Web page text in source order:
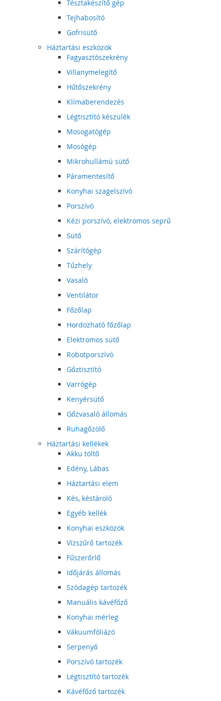
Tésztakészítő gép
Tejhabosító
Gofrisütő
Háztartási eszközök
Fagyasztószekrény
Villanymelegítő
Hűtőszekrény
Klímaberendezés
Légtisztító készülék
Mosogatógép
Mosógép
Mikrohullámú sütő
Páramentesítő
Konyhai szagelszívó
Porszívó
Kézi porszívó, elektromos seprű
Sütő
Szárítógép
Tűzhely
Vasaló
Ventilátor
Főzőlap
Hordozható főzőlap
Elektromos sütő
Robotporszívó
Gőztisztító
Varrógép
Kenyérsütő
Gőzvasaló állomás
Ruhagőzölő
Háztartási kellékek
Akku töltő
Edény, Lábas
Háztartási elem
Kés, késtároló
Egyéb kellék
Konyhai eszközök
Vízszűrő tartozék
Fűszerőrlő
Időjárás állomás
Szódagép tartozék
Manuális kávéfőző
Konyhai mérleg
Vákuumfóliázó
Serpenyő
Porszívó tartozék
Légtisztító tartozék
Kávéfőző tartozék